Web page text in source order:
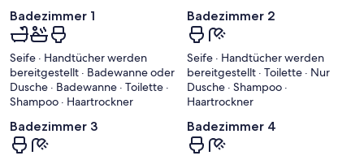
Badezimmer 1
Seife · Handtücher werden
bereitgestellt · Badewanne oder
Dusche · Badewanne · Toilette ·
Shampoo · Haartrockner
Badezimmer 2
Seife · Handtücher werden
bereitgestellt · Toilette · Nur
Dusche · Shampoo ·
Haartrockner
Badezimmer 3 Badezimmer 4